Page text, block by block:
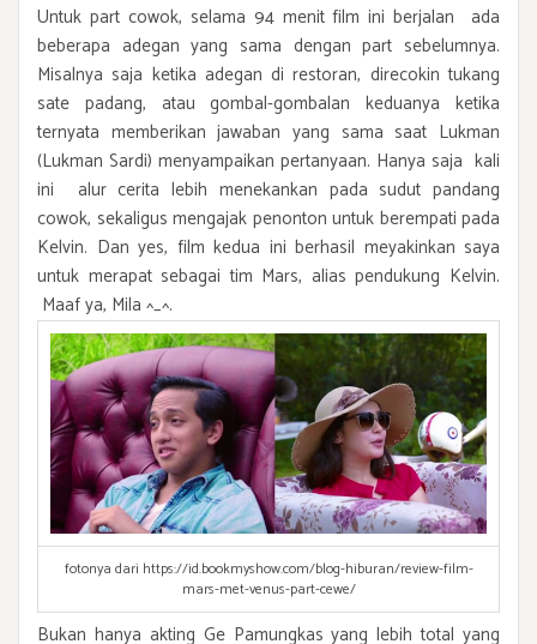
Untuk part cowok, selama 94 menit film ini berjalan ada
beberapa adegan yang sama dengan part sebelumnya.
Misalnya saja ketika adegan di restoran, direcokin tukang
sate padang, atau gombal-gombalan keduanya ketika
ternyata memberikan jawaban yang sama saat Lukman
(Lukman Sardi) menyampaikan pertanyaan. Hanya saja kali
ini alur cerita lebih menekankan pada sudut pandang
cowok, sekaligus mengajak penonton untuk berempati pada
Kelvin. Dan yes, film kedua ini berhasil meyakinkan saya
untuk merapat sebagai tim Mars, alias pendukung Kelvin.
Maaf ya, Mila ^_^.
fotonya dari https://id.bookmyshow.com/blog-hiburan/review-film-
mars-met-venus-part-cewe/
Bukan hanya akting Ge Pamungkas yang lebih total yang